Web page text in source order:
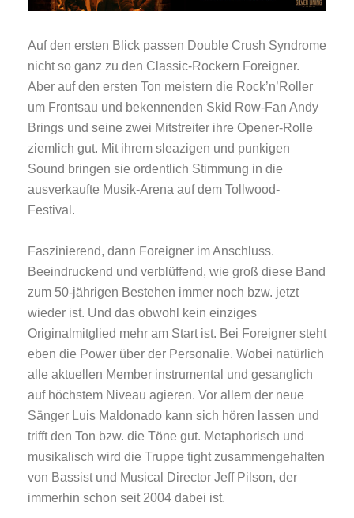
Auf den ersten Blick passen Double Crush Syndrome
nicht so ganz zu den Classic-Rockern Foreigner.
Aber auf den ersten Ton meistern die Rock’n’Roller
um Frontsau und bekennenden Skid Row-Fan Andy
Brings und seine zwei Mitstreiter ihre Opener-Rolle
ziemlich gut. Mit ihrem sleazigen und punkigen
Sound bringen sie ordentlich Stimmung in die
ausverkaufte Musik-Arena auf dem Tollwood-
Festival.
Faszinierend, dann Foreigner im Anschluss.
Beeindruckend und verblüffend, wie groß diese Band
zum 50-jährigen Bestehen immer noch bzw. jetzt
wieder ist. Und das obwohl kein einziges
Originalmitglied mehr am Start ist. Bei Foreigner steht
eben die Power über der Personalie. Wobei natürlich
alle aktuellen Member instrumental und gesanglich
auf höchstem Niveau agieren. Vor allem der neue
Sänger Luis Maldonado kann sich hören lassen und
trifft den Ton bzw. die Töne gut. Metaphorisch und
musikalisch wird die Truppe tight zusammengehalten
von Bassist und Musical Director Jeff Pilson, der
immerhin schon seit 2004 dabei ist.